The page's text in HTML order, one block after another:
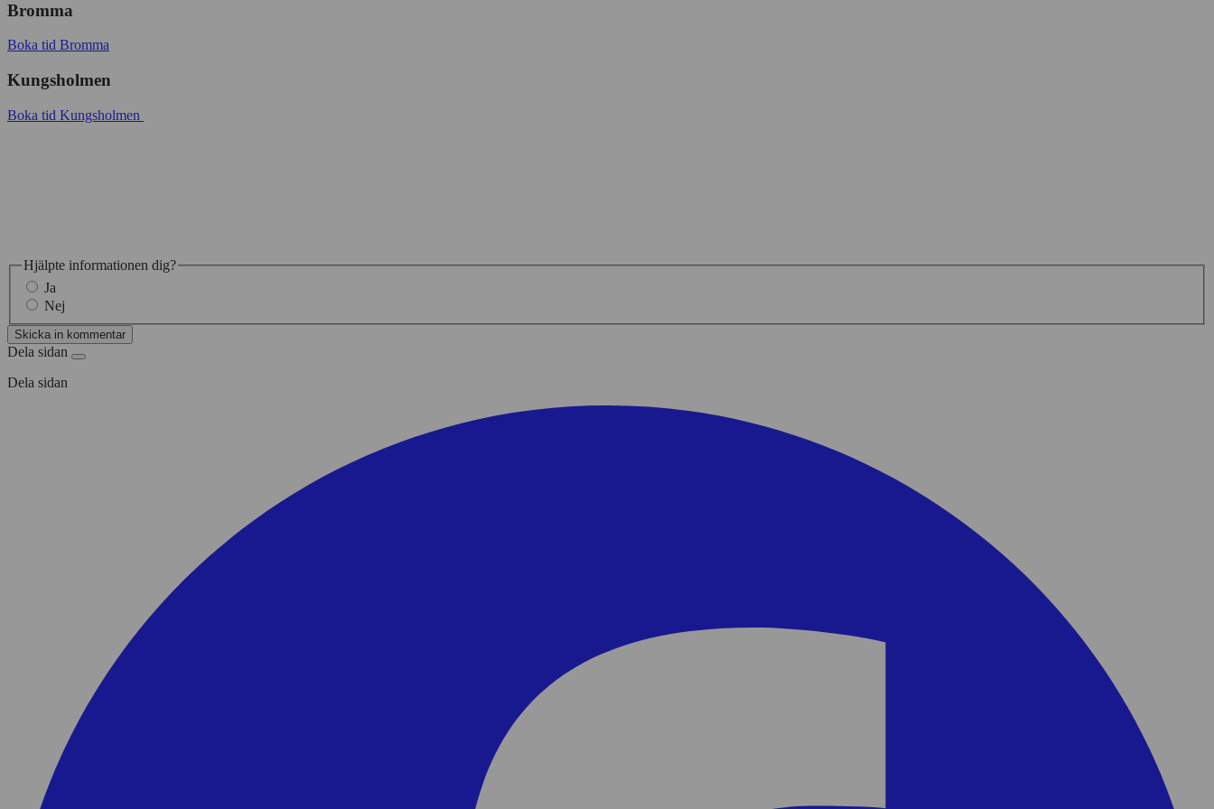
Bromma
Boka tid Bromma
Kungsholmen
Boka tid Kungsholmen
Hjälpte informationen dig?
Ja
Nej
Skicka in kommentar
Dela sidan
Dela sidan